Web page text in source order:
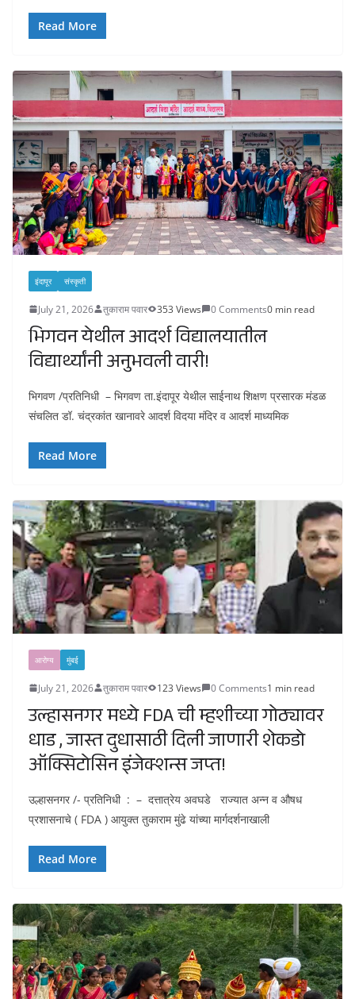
Read More
इंदापूर संस्कृती
July 21, 2026 तुकाराम पवार 353 Views 0 Comments0 min read
भिगवन येथील आदर्श विद्यालयातील
विद्यार्थ्यांनी अनुभवली वारी!
भिगवण /प्रतिनिधी – भिगवण ता.इंदापूर येथील साईनाथ शिक्षण प्रसारक मंडळ
संचलित डॉ. चंद्रकांत खानावरे आदर्श विदया मंदिर व आदर्श माध्यमिक
Read More
आरोग्य मुंबई
July 21, 2026 तुकाराम पवार 123 Views 0 Comments1 min read
उल्हासनगर मध्ये FDA ची म्हशीच्या गोठ्यावर
धाड , जास्त दुधासाठी दिली जाणारी शेकडो
ऑक्सिटोसिन इंजेक्शन्स जप्त!
उल्हासनगर /- प्रतिनिधी : – दत्तात्रेय अवघडे राज्यात अन्न व औषध
प्रशासनाचे ( FDA ) आयुक्त तुकाराम मुंढे यांच्या मार्गदर्शनाखाली
Read More